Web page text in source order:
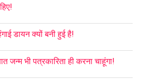
डायन क्यों बनी हुई है!
जन्म भी पत्रकारिता ही करना चाहूंगा!